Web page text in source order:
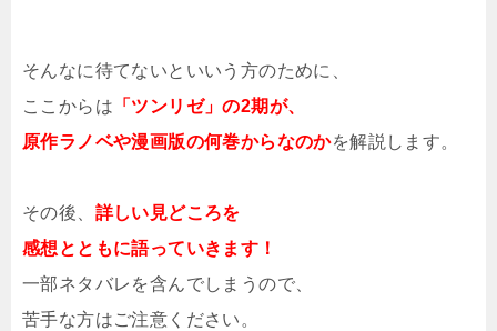
そんなに待てないといいう方のために、
ここからは 「ツンリゼ」の2期が、
原作ラノベや漫画版の何巻からなのかを解説します。
その後、 詳しい見どころを
感想とともに語っていきます！
一部ネタバレを含んでしまうので、
苦手な方はご注意ください。